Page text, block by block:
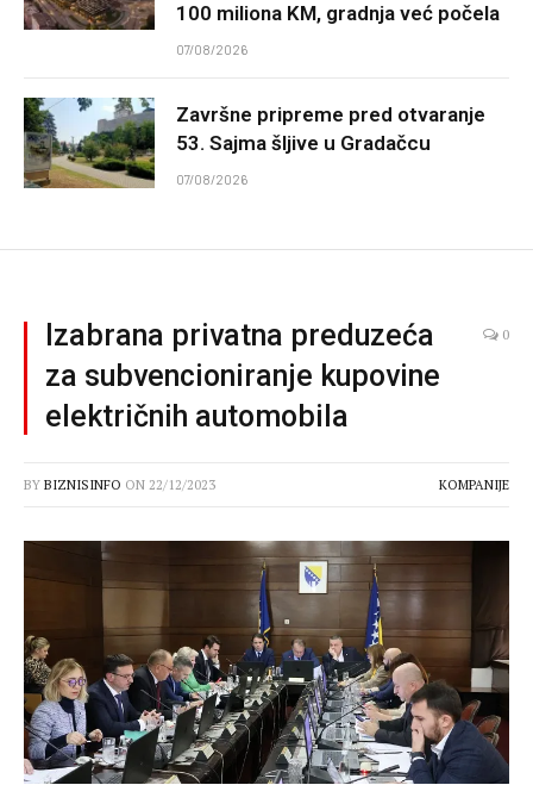
100 miliona KM, gradnja već počela
07/08/2026
Završne pripreme pred otvaranje
53. Sajma šljive u Gradačcu
07/08/2026
Izabrana privatna preduzeća
za subvencioniranje kupovine
električnih automobila
0
BY BIZNISINFO ON 22/12/2023 KOMPANIJE